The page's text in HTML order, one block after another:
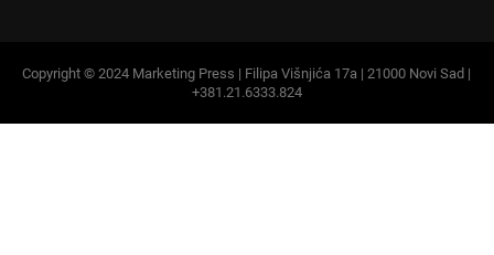
Copyright © 2024 Marketing Press | Filipa Višnjića 17a | 21000 Novi Sad |
+381.21.6333.824